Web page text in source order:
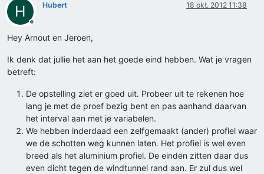
H
Offline
Hubert 18 okt. 2012 11:38
Hey Arnout en Jeroen,
Ik denk dat jullie het aan het goede eind hebben. Wat je vragen
betreft:
De opstelling ziet er goed uit. Probeer uit te rekenen hoe
lang je met de proef bezig bent en pas aanhand daarvan
het interval aan met je variabelen.
We hebben inderdaad een zelfgemaakt (ander) profiel waar
we de schotten weg kunnen laten. Het profiel is wel even
breed als het aluminium profiel. De einden zitten daar dus
even dicht tegen de windtunnel rand aan. Er zul dus wel